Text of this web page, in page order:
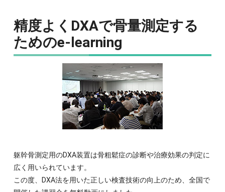
精度よくDXAで骨量測定する
ためのe-learning
躯幹骨測定用のDXA装置は骨粗鬆症の診断や治療効果の判定に
広く用いられています。
この度、DXA法を用いた正しい検査技術の向上のため、全国で